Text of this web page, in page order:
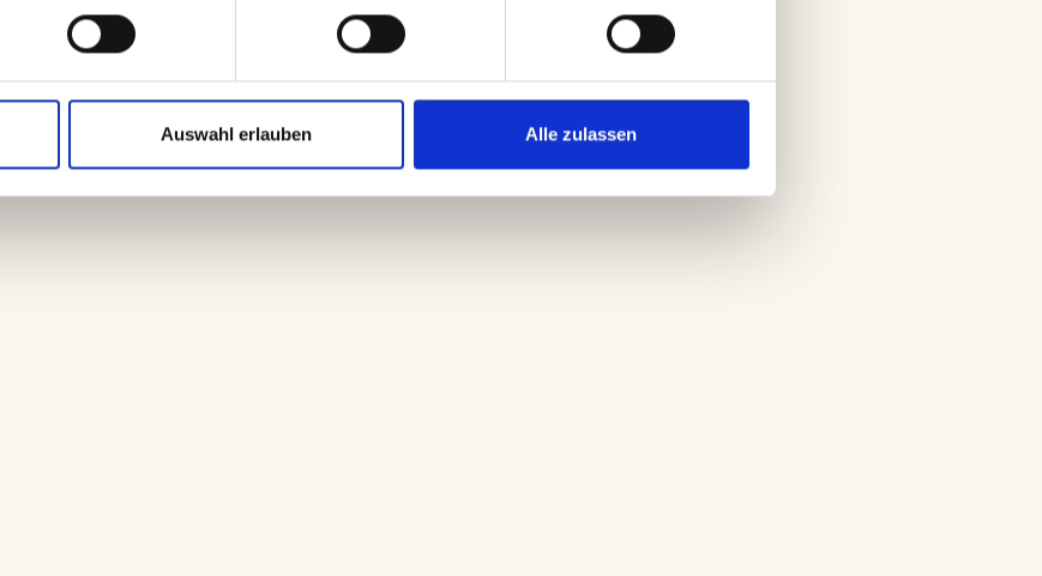
Auswahl erlauben Alle zulassen
Krisenkommunikationsplan